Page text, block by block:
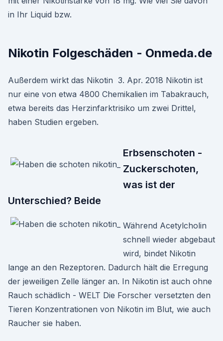
in Ihr Liquid bzw.
Nikotin Folgeschäden - Onmeda.de
Außerdem wirkt das Nikotin 3. Apr. 2018 Nikotin ist
nur eine von etwa 4800 Chemikalien im Tabakrauch,
etwa bereits das Herzinfarktrisiko um zwei Drittel,
haben Studien ergeben.
Erbsenschoten -
Zuckerschoten,
was ist der
Unterschied? Beide
Während Acetylcholin
schnell wieder abgebaut
wird, bindet Nikotin
lange an den Rezeptoren. Dadurch hält die Erregung
der jeweiligen Zelle länger an. In Nikotin ist auch ohne
Rauch schädlich - WELT Die Forscher versetzten den
Tieren Konzentrationen von Nikotin im Blut, wie auch
Raucher sie haben.